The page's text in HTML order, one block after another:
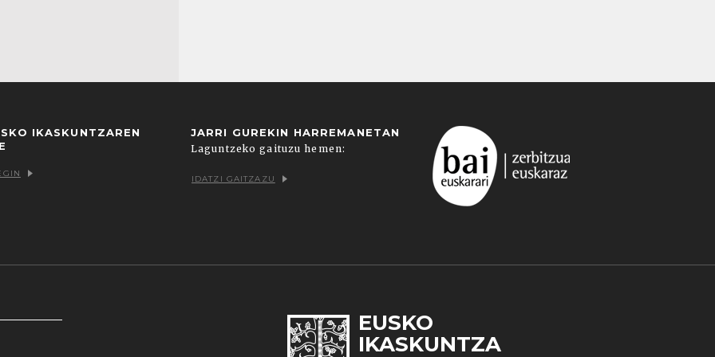
IKASKUNTZAREN
JARRI GUREKIN HARREMANETAN
Laguntzeko gaituzu hemen:
IDATZI GAITZAZU
EUSKO
IKASKUNTZA
zein hirugarrenenak. Hautatu nabigatzeko nahiago duzun cookie aukera. Guztiz desaktibatzea ere